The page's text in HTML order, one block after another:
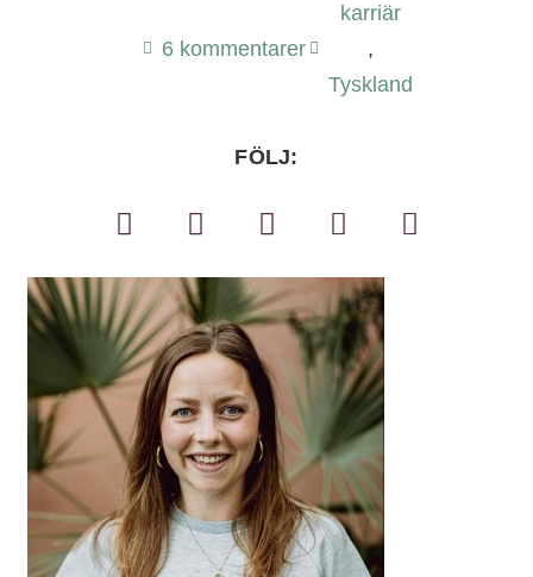
6 kommentarer
karriär
,
Tyskland
FÖLJ: